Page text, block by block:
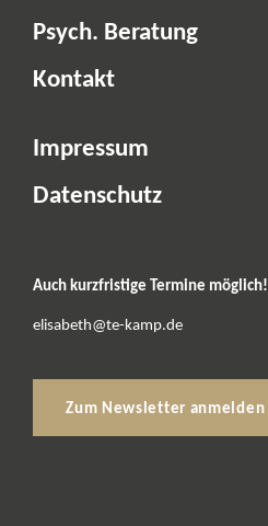
Psych. Beratung
Kontakt
Impressum
Datenschutz
Auch kurzfristige Termine möglich!
elisabeth@te-kamp.de
Zum Newsletter anmelden